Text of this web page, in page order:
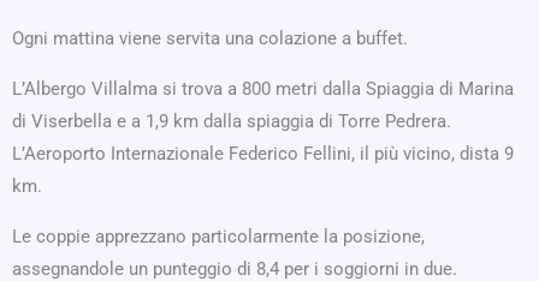
Ogni mattina viene servita una colazione a buffet.
L’Albergo Villalma si trova a 800 metri dalla Spiaggia di Marina
di Viserbella e a 1,9 km dalla spiaggia di Torre Pedrera.
L’Aeroporto Internazionale Federico Fellini, il più vicino, dista 9
km.
Le coppie apprezzano particolarmente la posizione,
assegnandole un punteggio di 8,4 per i soggiorni in due.